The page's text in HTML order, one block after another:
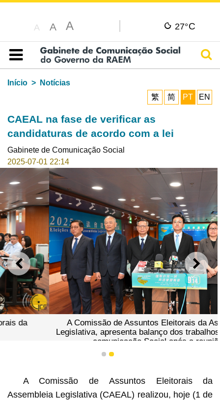
A A A 27°C
Índice
Início
Notícias
繁
简 PT EN
CAEAL na fase de verificar as
candidaturas de acordo com a lei
Gabinete de Comunicação Social
2025-07-01 22:14
ANTERIOR
A Comissão de Assuntos Eleitorais da Assembleia
Legislativa, apresenta balanço dos trabalhos eleitorais à
comunicação Social após a reunião.
1 2
A Comissão de Assuntos Eleitorais da
Assembleia Legislativa (CAEAL) realizou, hoje (1 de